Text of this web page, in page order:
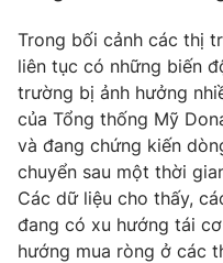
Giải sao mai
Làm đẹp
Chất lượng cuộc sống
Học trực tuyến
Công nghệ
Hitech Công nghệ
Sản phẩm
Thị trường
Tư vấn
Giao lưu trực tuyến
Lịch phát sóng
Chuyên mục khác
Trong bối cảnh các thị
liên tục có những biến
trường bị ảnh hưởng
của Tổng thống Mỹ
và đang chứng kiến
chuyển sau một thời
Các dữ liệu cho thấy,
đang có xu hướng tái
hướng mua ròng ở các